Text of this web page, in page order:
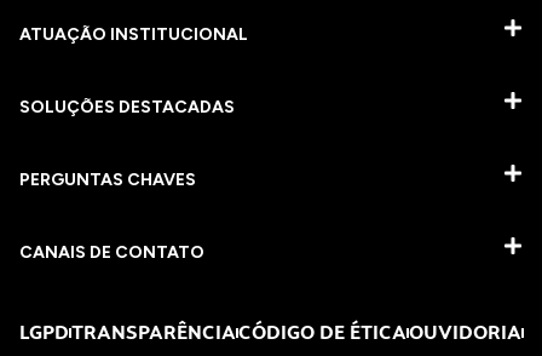
ATUAÇÃO INSTITUCIONAL
SOLUÇÕES DESTACADAS
PERGUNTAS CHAVES​
CANAIS DE CONTATO
LGPDTRANSPARÊNCIACÓDIGO DE ÉTICAOUVIDORIA